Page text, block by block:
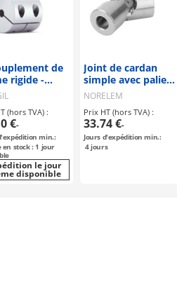
de
rigide -
serrage -
(hors TVA) :
€-
min.:
en stock : 1 jour
le jour
disponible
Joint de cardan
simple avec palier
lisse DIN 808
(23403)
NORELEM
Prix HT (hors TVA) :
33.74 €-
Jours d'expédition min.:
4jours